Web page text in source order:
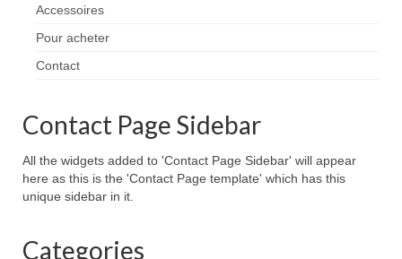
Accessoires
Pour acheter
Contact
Contact Page Sidebar
All the widgets added to 'Contact Page Sidebar' will appear
here as this is the 'Contact Page template' which has this
unique sidebar in it.
Categories